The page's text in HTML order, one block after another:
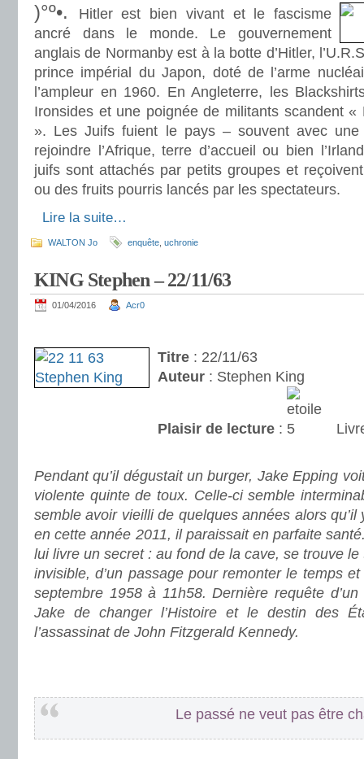
)°º•.
Hitler est bien vivant et le fascisme
ancré dans le monde. Le gouvernement
anglais de Normanby est à la botte d’Hitler,
prince impérial du Japon, doté de l’arme
l’ampleur en 1960. En Angleterre, les
Ironsides et une poignée de militants scandent
». Les Juifs fuient le pays – souvent avec
rejoindre l’Afrique, terre d’accueil ou bien
juifs sont attachés par petits groupes et
ou des fruits pourris lancés par les spectateurs.
Lire la suite…
WALTON Jo enquête uchronie
KING Stephen – 22/11/63
01/04/2016 Acr0
Titre : 22/11/63
Auteur : Stephen King
Plaisir de lecture :
Pendant qu’il dégustait un burger, Jake Epping
violente quinte de toux. Celle-ci semble
semble avoir vieilli de quelques années alors
en cette année 2011, il paraissait en parfaite
lui livre un secret : au fond de la cave, se trouve le
invisible, d’un passage pour remonter le temps
septembre 1958 à 11h58. Dernière requête
Jake de changer l’Histoire et le destin des
l’assassinat de John Fitzgerald Kennedy.
Le passé ne veut pas être